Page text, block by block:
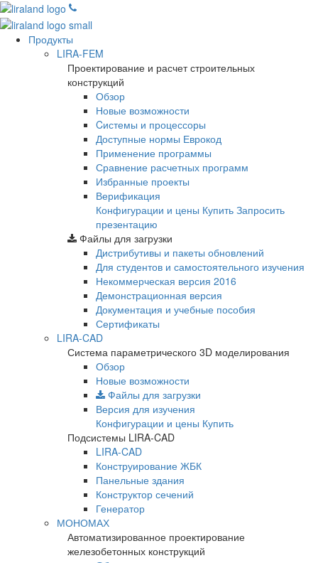
Продукты
LIRA-FEM
Проектирование и расчет строительных
конструкций
Обзор
Новые возможности
Cистемы и процессоры
Доступные нормы Еврокод
Применение программы
Сравнение расчетных программ
Избранные проекты
Верификация
Конфигурации и цены Купить Запросить
презентацию
Файлы для загрузки
Дистрибутивы и пакеты обновлений
Для студентов и самостоятельного изучения
Некоммерческая версия 2016
Демонстрационная версия
Документация и учебные пособия
Сертификаты
LIRA-CAD
Система параметрического 3D моделирования
Обзор
Новые возможности
Файлы для загрузки
Версия для изучения
Конфигурации и цены Купить
Подсистемы LIRA-CAD
LIRA-CAD
Конструирование ЖБК
Панельные здания
Конструктор сечений
Генератор
МОНОМАХ
Автоматизированное проектирование
железобетонных конструкций